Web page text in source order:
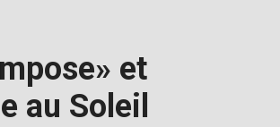
et
au Soleil